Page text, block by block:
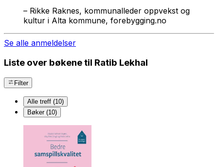
– Rikke Raknes, kommunalleder oppvekst og
kultur i Alta kommune, forebygging.no
Se alle anmeldelser
Liste over bøkene til Ratib Lekhal
Filter
Alle treff (10)
Bøker (10)